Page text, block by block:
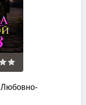
Любовно-